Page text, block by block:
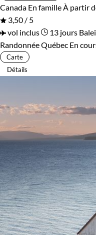
Canada En famille À partir
3,50 / 5
vol inclus
13 jours
Randonnée Québec En
Carte
Détails